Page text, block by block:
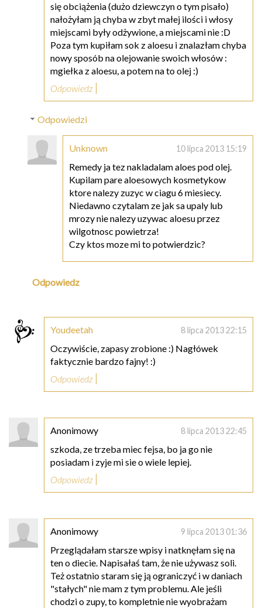
się obciążenia (dużo dziewczyn o tym pisało)
nałożyłam ją chyba w zbyt małej ilości i włosy
miejscami były odżywione, a miejscami nie :D
Poza tym kupiłam sok z aloesu i znalazłam chyba
nowy sposób na olejowanie swoich włosów :
mgiełka z aloesu, a potem na to olej :)
Odpowiedz
Odpowiedzi
Unknown 10 lipca 2013 15:19
Remedy ja tez nakladalam aloes pod olej.
Kupilam pare aloesowych kosmetykow
ktore nalezy zuzyc w ciagu 6 miesiecy.
Niedawno czytalam ze jak sa upaly lub
mrozy nie nalezy uzywac aloesu przez
wilgotnosc powietrza!
Czy ktos moze mi to potwierdzic?
Odpowiedz
Youdeetah 8 lipca 2013 22:15
Oczywiście, zapasy zrobione :) Nagłówek
faktycznie bardzo fajny! :)
Odpowiedz
Anonimowy 8 lipca 2013 22:45
szkoda, ze trzeba miec fejsa, bo ja go nie
posiadam i zyje mi sie o wiele lepiej.
Odpowiedz
Anonimowy 9 lipca 2013 01:36
Przeglądałam starsze wpisy i natknęłam się na
ten o diecie. Napisałaś tam, że nie używasz soli.
Też ostatnio staram się ją ograniczyć i w daniach
"stałych" nie mam z tym problemu. Ale jeśli
chodzi o zupy, to kompletnie nie wyobrażam